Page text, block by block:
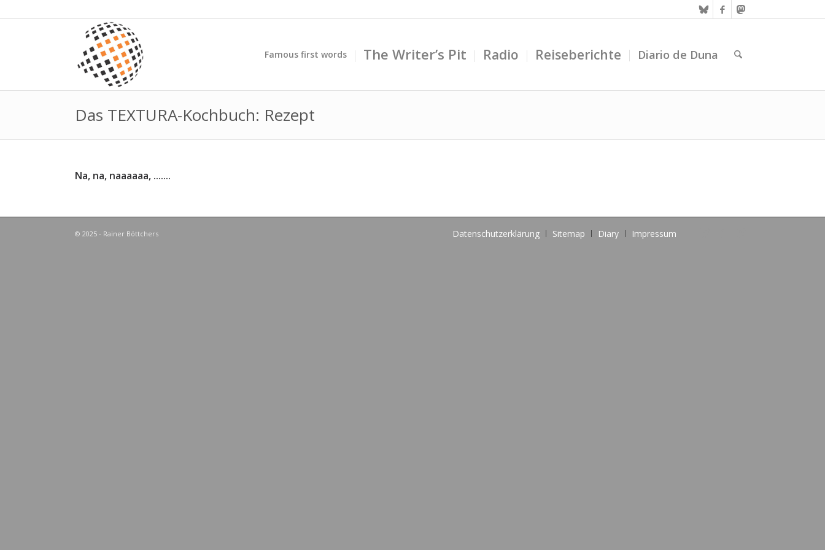
Famous first words The Writer’s Pit Radio Reiseberichte Diario de Duna
Das TEXTURA-Kochbuch: Rezept
Na, na, naaaaaa, .......
© 2025 - Rainer Böttchers Datenschutzerklärung Sitemap Diary Impressum